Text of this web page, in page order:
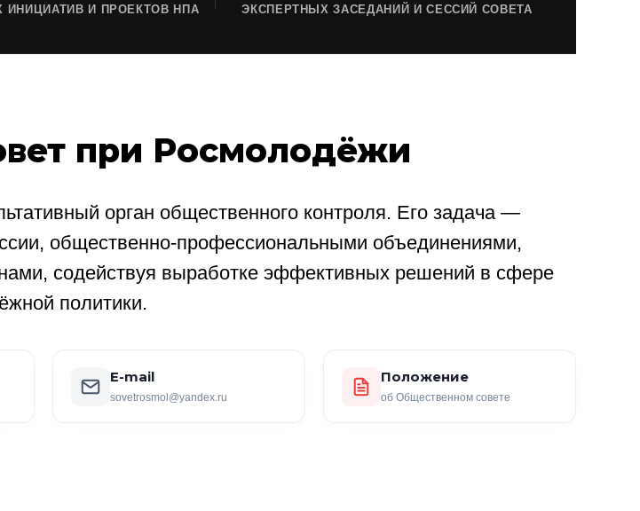
ИНИЦИАТИВ И ПРОЕКТОВ НПА ЭКСПЕРТНЫХ ЗАСЕДАНИЙ И СЕССИЙ СОВЕТА
при Росмолодёжи
орган общественного контроля. Его задача —
общественно-профессиональными объединениями,
содействуя выработке эффективных решений в сфере
политики.
E-mail
sovetrosmol@yandex.ru
Положение
об Общественном совете